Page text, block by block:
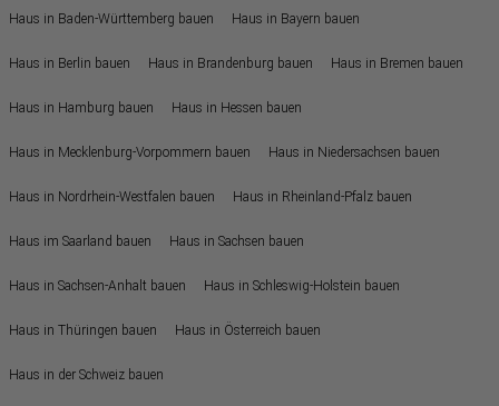
Haus in Baden-Württemberg bauen Haus in Bayern bauen
Haus in Berlin bauen Haus in Brandenburg bauen Haus in Bremen bauen
Haus in Hamburg bauen Haus in Hessen bauen
Haus in Mecklenburg-Vorpommern bauen Haus in Niedersachsen bauen
Haus in Nordrhein-Westfalen bauen Haus in Rheinland-Pfalz bauen
Haus im Saarland bauen Haus in Sachsen bauen
Haus in Sachsen-Anhalt bauen Haus in Schleswig-Holstein bauen
Haus in Thüringen bauen Haus in Österreich bauen
Haus in der Schweiz bauen